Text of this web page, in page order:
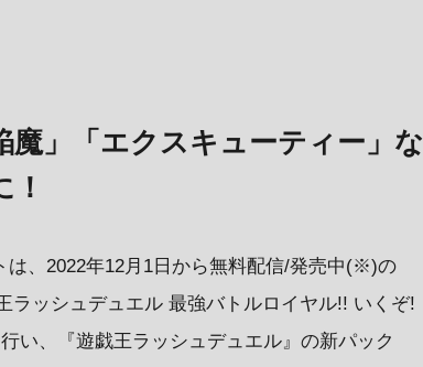
魔」「エクスキューティー」な
、2022年12月1日から無料配信/発売中(※)の
ラッシュデュエル 最強バトルロイヤル!! いくぞ!
い、『遊戯王ラッシュデュエル』の新パック